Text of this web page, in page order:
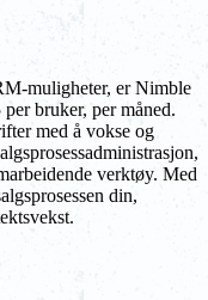
muligheter, er Nimble
bruker, per måned.
med å vokse og
verktøy. Med
din,